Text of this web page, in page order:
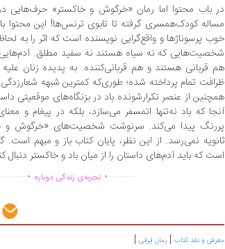
در باب محتوا اما رمان «خرگوش و خاکستر» حرف‌هایی
مساله‌ کودک‌همسری گرفته تا تابوی ترنس‌‌ها! این محتوا
خوب پرسوناژها و واقع‌گرایی نویسنده است که اثر را به
شخصیت‌هایی که نه سیاه هستند نه سفید مطلق. آدم‌هایی
هم قربانی هستند و هم قربانی‌کننده. به پدیده‌ زنان علیه
ظرافت تمام پرداخته شده؛ طوری‌که کمترین شبهه‌
همچنین از عنصر تکرارشونده‌ باد در بزنگاه‌های موقعیتی
آنجا که باد نه‌تنها اتمسفر می‌سازد، بلکه در پیغام و
پررنگ پیدا می‌کند. سرنوشت شخصیت‌های «خرگوش و
ثانویه نمی‌رسد. از این نظر، پایان کتاب باز و مبهم است.
است که باید آدم‌های داستان را از میان باد و خاکستر دنبال
. تجربه‌ی زندگی دوباره. ..............
معرفی و نقد کتاب | رمان ایرانی |